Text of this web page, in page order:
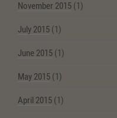
November 2015 (1)
July 2015 (1)
June 2015 (1)
May 2015 (1)
April 2015 (1)